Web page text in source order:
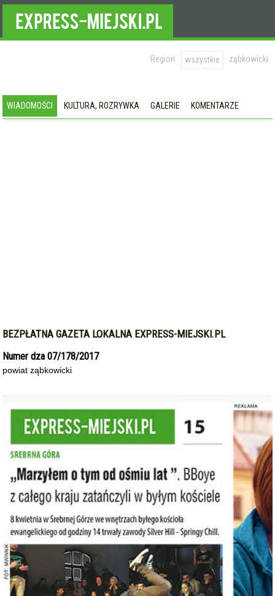
Region: wszystkie ząbkowicki
WIADOMOŚCI KULTURA, ROZRYWKA GALERIE KOMENTARZE
BEZPŁATNA GAZETA LOKALNA EXPRESS-MIEJSKI.PL
Numer dza 07/178/2017
powiat ząbkowicki